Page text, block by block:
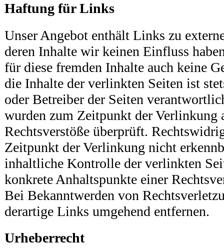
Haftung für Links
Unser Angebot enthält Links zu
deren Inhalte wir keinen Einfluss
für diese fremden Inhalte auch keine
die Inhalte der verlinkten Seiten ist
oder Betreiber der Seiten
wurden zum Zeitpunkt der Verlinkung
Rechtsverstöße überprüft.
Zeitpunkt der Verlinkung nicht
inhaltliche Kontrolle der verlinkten
konkrete Anhaltspunkte einer
Bei Bekanntwerden von
derartige Links umgehend entfernen.
Urheberrecht